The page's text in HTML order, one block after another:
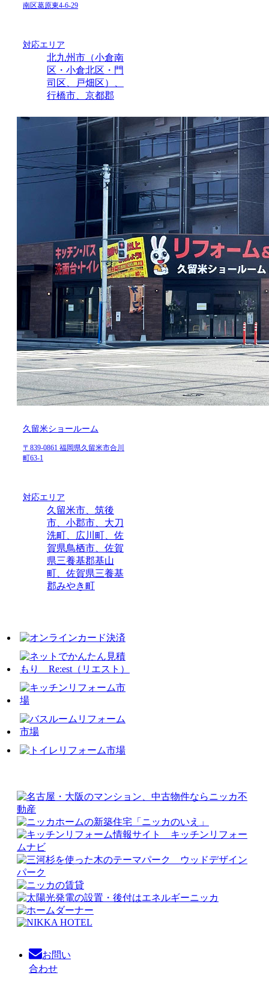
南区葛原東4-6-29
対応エリア
北九州市（小倉南
区・小倉北区・門
司区、戸畑区）、
行橋市、京都郡
久留米ショールーム
〒839-0861 福岡県久留米市合川
町63-1
対応エリア
久留米市、筑後
市、小郡市、大刀
洗町、広川町、佐
賀県鳥栖市、佐賀
県三養基郡基山
町、佐賀県三養基
郡みやき町
お問い
合わせ